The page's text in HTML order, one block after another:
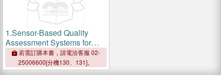
1.Sensor-Based Quality
Assessment Systems for
Fruits and Vegetables
若需訂購本書，請電洽客服 02-
25006600[分機130、131]。